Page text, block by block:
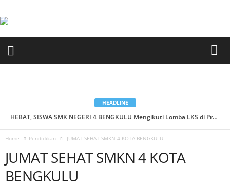
HEADLINE
HEBAT, SISWA SMK NEGERI 4 BENGKULU Mengikuti Lomba LKS di Provinsi Lampung...
Home Pendidikan JUMAT SEHAT SMKN 4 KOTA BENGKULU
JUMAT SEHAT SMKN 4 KOTA
BENGKULU